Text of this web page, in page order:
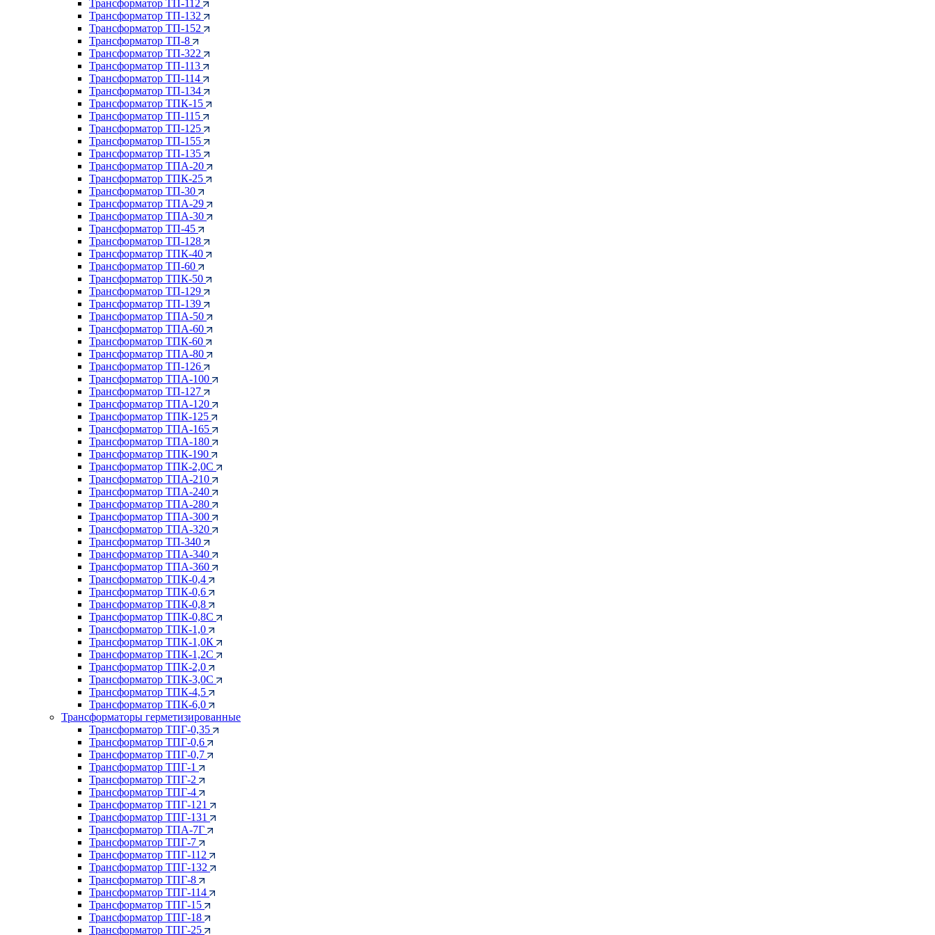
Трансформатор ТП-112
Трансформатор ТП-132
Трансформатор ТП-152
Трансформатор ТП-8
Трансформатор ТП-322
Трансформатор ТП-113
Трансформатор ТП-114
Трансформатор ТП-134
Трансформатор ТПК-15
Трансформатор ТП-115
Трансформатор ТП-125
Трансформатор ТП-155
Трансформатор ТП-135
Трансформатор ТПА-20
Трансформатор ТПК-25
Трансформатор ТП-30
Трансформатор ТПА-29
Трансформатор ТПА-30
Трансформатор ТП-45
Трансформатор ТП-128
Трансформатор ТПК-40
Трансформатор ТП-60
Трансформатор ТПК-50
Трансформатор ТП-129
Трансформатор ТП-139
Трансформатор ТПА-50
Трансформатор ТПА-60
Трансформатор ТПК-60
Трансформатор ТПА-80
Трансформатор ТП-126
Трансформатор ТПА-100
Трансформатор ТП-127
Трансформатор ТПА-120
Трансформатор ТПК-125
Трансформатор ТПА-165
Трансформатор ТПА-180
Трансформатор ТПК-190
Трансформатор ТПК-2,0С
Трансформатор ТПА-210
Трансформатор ТПА-240
Трансформатор ТПА-280
Трансформатор ТПА-300
Трансформатор ТПА-320
Трансформатор ТП-340
Трансформатор ТПА-340
Трансформатор ТПА-360
Трансформатор ТПК-0,4
Трансформатор ТПК-0,6
Трансформатор ТПК-0,8
Трансформатор ТПК-0,8С
Трансформатор ТПК-1,0
Трансформатор ТПК-1,0К
Трансформатор ТПК-1,2С
Трансформатор ТПК-2,0
Трансформатор ТПК-3,0С
Трансформатор ТПК-4,5
Трансформатор ТПК-6,0
Трансформаторы герметизированные
Трансформатор ТПГ-0,35
Трансформатор ТПГ-0,6
Трансформатор ТПГ-0,7
Трансформатор ТПГ-1
Трансформатор ТПГ-2
Трансформатор ТПГ-4
Трансформатор ТПГ-121
Трансформатор ТПГ-131
Трансформатор ТПА-7Г
Трансформатор ТПГ-7
Трансформатор ТПГ-112
Трансформатор ТПГ-132
Трансформатор ТПГ-8
Трансформатор ТПГ-114
Трансформатор ТПГ-15
Трансформатор ТПГ-18
Трансформатор ТПГ-25